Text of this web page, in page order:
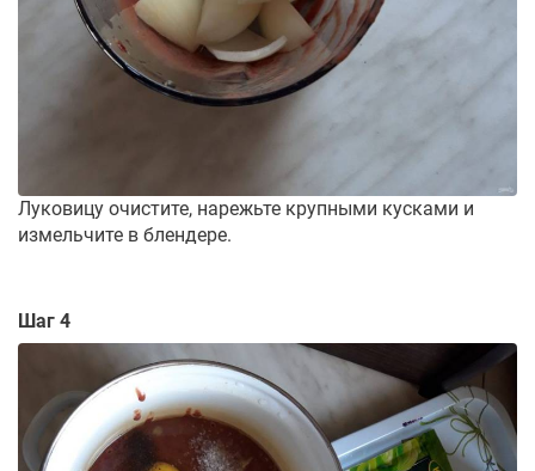
Луковицу очистите, нарежьте крупными кусками и
измельчите в блендере.
Шаг 4